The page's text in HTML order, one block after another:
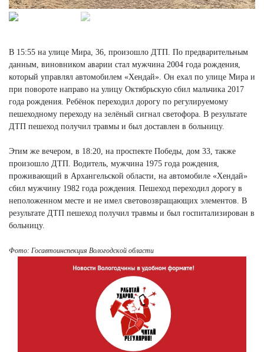
В 15:55 на улице Мира, 36, произошло ДТП. По предварительным
данным, виновником аварии стал мужчина 2004 года рождения,
который управлял автомобилем «Хендай». Он ехал по улице Мира и
при повороте направо на улицу Октябрьскую сбил мальчика 2017
года рождения. Ребёнок переходил дорогу по регулируемому
пешеходному переходу на зелёный сигнал светофора. В результате
ДТП пешеход получил травмы и был доставлен в больницу.
Этим же вечером, в 18:20, на проспекте Победы, дом 33, также
произошло ДТП. Водитель, мужчина 1975 года рождения,
проживающий в Архангельской области, на автомобиле «Хендай»
сбил мужчину 1982 года рождения. Пешеход переходил дорогу в
неположенном месте и не имел световозвращающих элементов. В
результате ДТП пешеход получил травмы и был госпитализирован в
больницу.
Фото: Госавтоинспекция Вологодской области